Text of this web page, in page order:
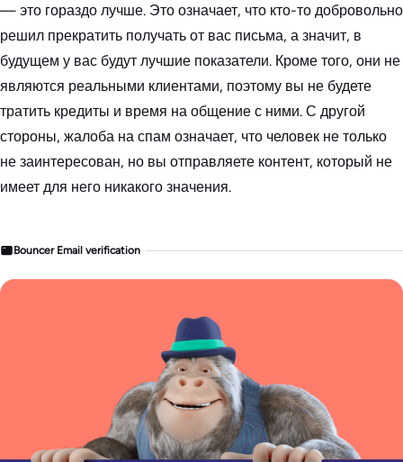
— это гораздо лучше. Это означает, что кто-то добровольно
решил прекратить получать от вас письма, а значит, в
будущем у вас будут лучшие показатели. Кроме того, они не
являются реальными клиентами, поэтому вы не будете
тратить кредиты и время на общение с ними. С другой
стороны, жалоба на спам означает, что человек не только
не заинтересован, но вы отправляете контент, который не
имеет для него никакого значения.
Bouncer Email verification